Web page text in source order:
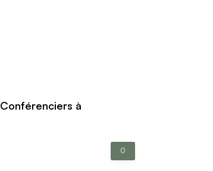
Conférenciers à
0